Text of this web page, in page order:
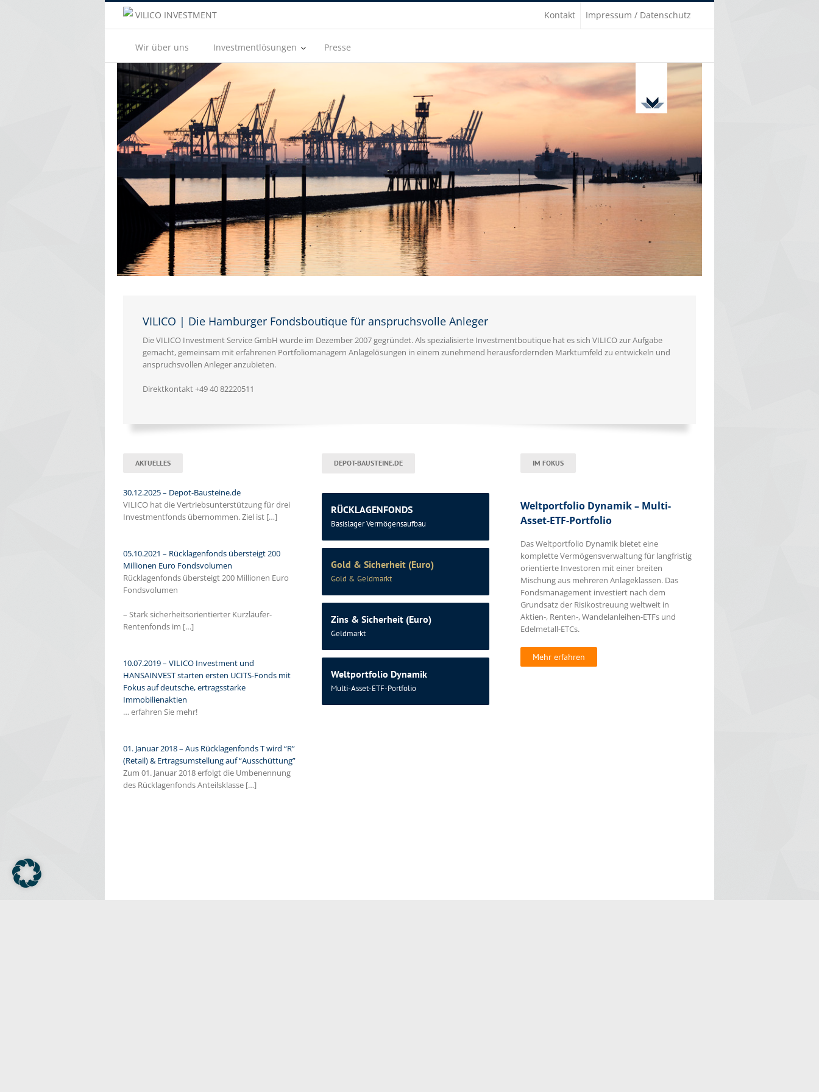
VILICO INVESTMENT Kontakt Impressum / Datenschutz
Wir über uns Investmentlösungen Presse
VILICO | Die Hamburger Fondsboutique für anspruchsvolle Anleger
Die VILICO Investment Service GmbH wurde im Dezember 2007 gegründet. Als spezialisierte Investmentboutique hat es sich VILICO zur Aufgabe
gemacht, gemeinsam mit erfahrenen Portfoliomanagern Anlagelösungen in einem zunehmend herausfordernden Marktumfeld zu entwickeln und
anspruchsvollen Anleger anzubieten.
Direktkontakt +49 40 82220511
AKTUELLES
30.12.2025 – Depot-Bausteine.de
VILICO hat die Vertriebsunterstützung für drei
Investmentfonds übernommen. Ziel ist […]
05.10.2021 – Rücklagenfonds übersteigt 200
Millionen Euro Fondsvolumen
Rücklagenfonds übersteigt 200 Millionen Euro
Fondsvolumen
– Stark sicherheitsorientierter Kurzläufer-
Rentenfonds im […]
10.07.2019 – VILICO Investment und
HANSAINVEST starten ersten UCITS-Fonds mit
Fokus auf deutsche, ertragsstarke
Immobilienaktien
… erfahren Sie mehr!
01. Januar 2018 – Aus Rücklagenfonds T wird “R”
(Retail) & Ertragsumstellung auf “Ausschüttung”
Zum 01. Januar 2018 erfolgt die Umbenennung
des Rücklagenfonds Anteilsklasse […]
DEPOT-BAUSTEINE.DE
RÜCKLAGENFONDS
Basislager Vermögensaufbau
Gold & Sicherheit (Euro)
Gold & Geldmarkt
Zins & Sicherheit (Euro)
Geldmarkt
Weltportfolio Dynamik
Multi-Asset-ETF-Portfolio
IM FOKUS
Weltportfolio Dynamik – Multi-
Asset-ETF-Portfolio
Das Weltportfolio Dynamik bietet eine
komplette Vermögensverwaltung für langfristig
orientierte Investoren mit einer breiten
Mischung aus mehreren Anlageklassen. Das
Fondsmanagement investiert nach dem
Grundsatz der Risikostreuung weltweit in
Aktien-, Renten-, Wandelanleihen-ETFs und
Edelmetall-ETCs.
Mehr erfahren